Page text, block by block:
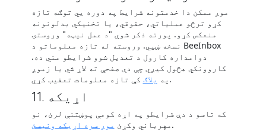
موږ ممکن دا خدمتونه شرایط په دوره يي توګه تازه
کړو ترڅو عملیاتي، حقوقي، یا تخنیکي بدلونونه
منعکس کړو. پورته ذکر شوې "د عمل نیټه" وروستۍ
نسخه ښیي. وروسته له تازه معلوماتو د BeeInbox
دوامداره کارول د تعدیل شوو شرایطو مني ده.
کاروونکي هڅول کیږي چې دې صفحې ته لاړ شي یا زموږ
په بلاګ کې تازه معلومات تعقیب کړي.
11. اړیکه
که تاسو د دې شرایطو په اړه کومې پوښتنې لرئ، نو
مهرباني وکړئ موږ سره اړیکه ونیسئ
.